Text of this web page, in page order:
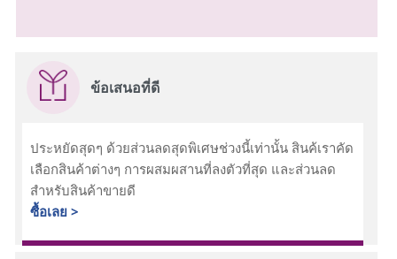
ข้อเสนอที่ดี
ประหยัดสุดๆ ด้วยส่วนลดสุดพิเศษช่วงนี้เท่านั้น สินค้เราคัด
เลือกสินค้าต่างๆ การผสมผสานที่ลงตัวที่สุด และส่วนลด
สำหรับสินค้าขายดี
ซื้อเลย >